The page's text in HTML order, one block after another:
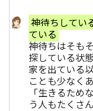
神待ちしてい
ている
神待ちはそも
探している状
家を出ている
ことも少なく
「生きるため
う人もたくさ